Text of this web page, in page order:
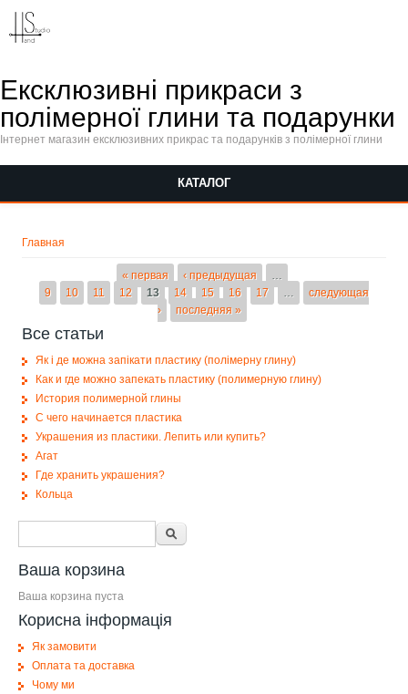
Ексклюзивні прикраси з
полімерної глини та подарунки
Інтернет магазин ексклюзивних прикрас та подарунків з полімерної глини
КАТАЛОГ
Главная
Страницы« первая ‹ предыдущая
…
9
10 11 12 13 14 15 16 17 …
следующая
›
последняя »
Все статьи
Як і де можна запікати пластику (полімерну глину)
Как и где можно запекать пластику (полимерную глину)
История полимерной глины
С чего начинается пластика
Украшения из пластики. Лепить или купить?
Агат
Где хранить украшения?
Кольца
Форма поиска
Ваша корзина
Ваша корзина пуста
Корисна інформація
Як замовити
Оплата та доставка
Чому ми